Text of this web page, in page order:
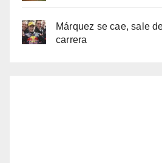
Márquez se cae, sale
carrera